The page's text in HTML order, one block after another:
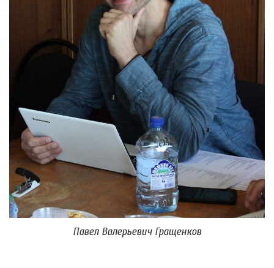
Павел Валерьевич Гращенков